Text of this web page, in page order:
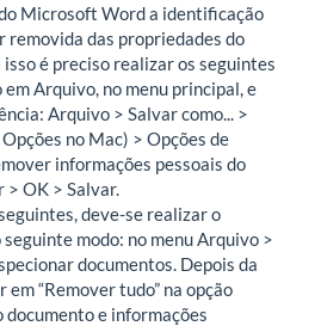
Microsoft Word a identificação
removida das propriedades do
é preciso realizar os seguintes
em Arquivo, no menu principal, e
Arquivo > Salvar como... >
no Mac) > Opções de
informações pessoais do
> OK > Salvar.
deve-se realizar o
modo: no menu Arquivo >
documentos. Depois da
“Remover tudo” na opção
documento e informações